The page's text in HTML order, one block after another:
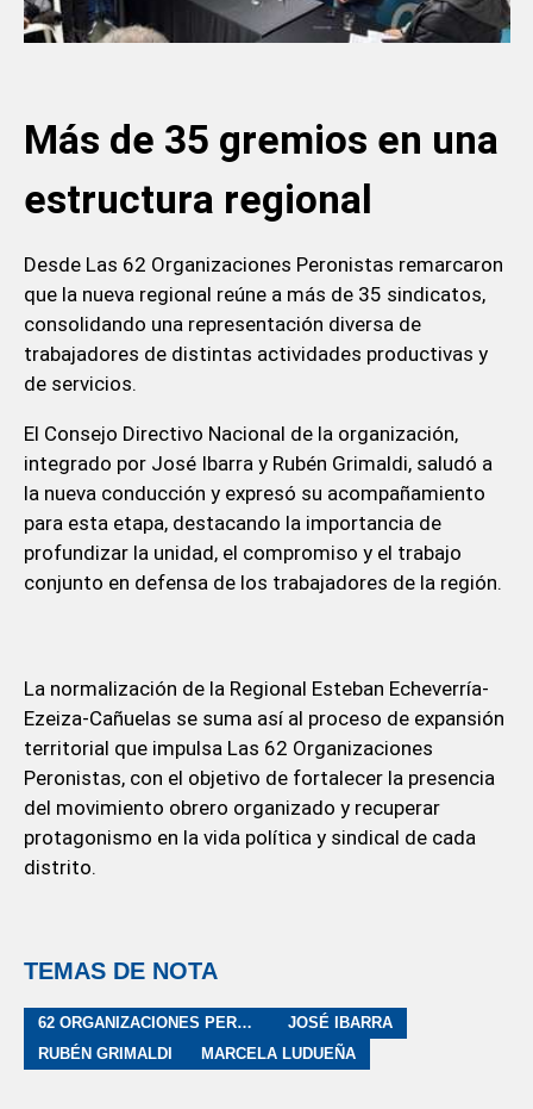
Más de 35 gremios en una
estructura regional
Desde Las 62 Organizaciones Peronistas remarcaron
que la nueva regional reúne a más de 35 sindicatos,
consolidando una representación diversa de
trabajadores de distintas actividades productivas y
de servicios.
El Consejo Directivo Nacional de la organización,
integrado por José Ibarra y Rubén Grimaldi, saludó a
la nueva conducción y expresó su acompañamiento
para esta etapa, destacando la importancia de
profundizar la unidad, el compromiso y el trabajo
conjunto en defensa de los trabajadores de la región.
La normalización de la Regional Esteban Echeverría-
Ezeiza-Cañuelas se suma así al proceso de expansión
territorial que impulsa Las 62 Organizaciones
Peronistas, con el objetivo de fortalecer la presencia
del movimiento obrero organizado y recuperar
protagonismo en la vida política y sindical de cada
distrito.
TEMAS DE NOTA
62 ORGANIZACIONES PERONISTAS
JOSÉ IBARRA
RUBÉN GRIMALDI
MARCELA LUDUEÑA